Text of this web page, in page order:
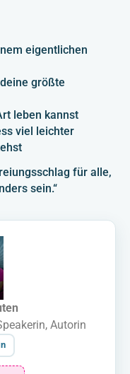
eigentlichen
größte
leben kannst
viel leichter
für alle,
sein.“
Autorin